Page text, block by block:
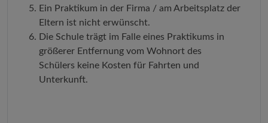
Ein Praktikum in der Firma / am Arbeitsplatz der
Eltern ist nicht erwünscht.
Die Schule trägt im Falle eines Praktikums in
größerer Entfernung vom Wohnort des
Schülers keine Kosten für Fahrten und
Unterkunft.